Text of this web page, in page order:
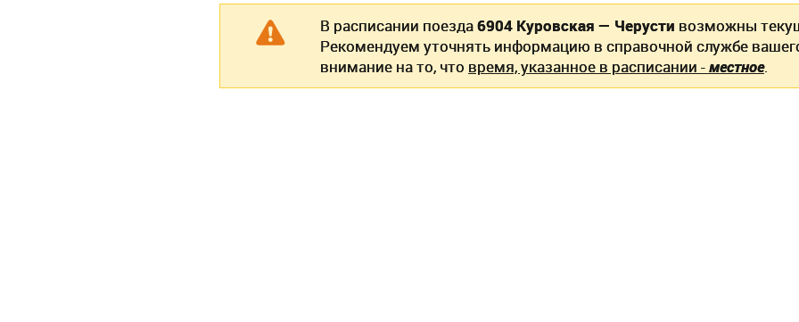
В расписании поезда6904 Куровская — Черусти возможны
Рекомендуем уточнять информацию в справочной службе
внимание на то, что время, указанное в расписании -местное.